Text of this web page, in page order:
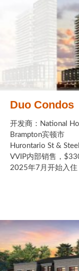
Duo Condos
开发商：National
Brampton宾顿市
Hurontario St &
VVIP内部销售，
2025年7月开始入住